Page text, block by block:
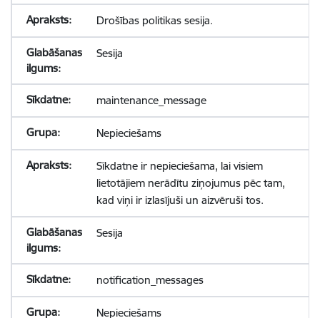
Drošības politikas sesija.
Sesija
maintenance_message
Nepieciešams
Sīkdatne ir nepieciešama, lai visiem
lietotājiem nerādītu ziņojumus pēc tam,
kad viņi ir izlasījuši un aizvēruši tos.
Sesija
notification_messages
Nepieciešams